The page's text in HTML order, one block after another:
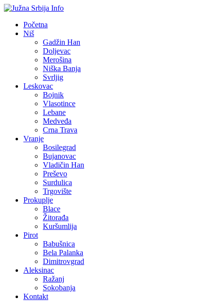
Početna
Niš
Gadžin Han
Doljevac
Merošina
Niška Banja
Svrljig
Leskovac
Bojnik
Vlasotince
Lebane
Medveđa
Crna Trava
Vranje
Bosilegrad
Bujanovac
Vladičin Han
Preševo
Surdulica
Trgovište
Prokuplje
Blace
Žitorađa
Kuršumlija
Pirot
Babušnica
Bela Palanka
Dimitrovgrad
Aleksinac
Ražanj
Sokobanja
Kontakt